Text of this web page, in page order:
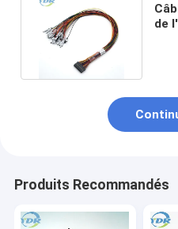
de
Produits Recommandés